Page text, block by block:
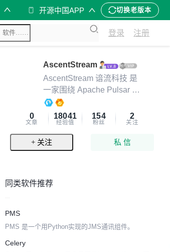
开源中国APP 切换老版本
登录 注册
AscentStream
AscentStream 谙流科技 是
一家围绕 Apache Pulsar 和
Apache BookKeeper 打造下
一代流数据平台的开源基础
软件公司
0
文章
18041
经验值
154
粉丝
2
关注
+ 关注 私 信
同类软件推荐
PMS
PMS 是一个用Python实现的JMS通讯组件。
Celery